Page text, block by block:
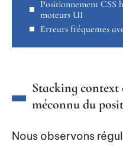
Positionnement CSS
moteurs UI
Erreurs fréquentes
Stacking context
méconnu du
Nous observons